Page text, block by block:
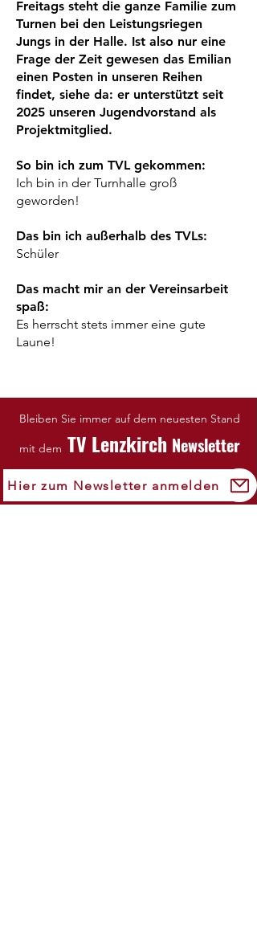
Freitags steht die ganze Familie zum
Turnen bei den Leistungsriegen
Jungs in der Halle. Ist also nur eine
Frage der Zeit gewesen das Emilian
einen Posten in unseren Reihen
findet, siehe da: er unterstützt seit
2025 unseren Jugendvorstand als
Projektmitglied.
So bin ich zum TVL gekommen:
Ich bin in der Turnhalle groß
geworden!
Das bin ich außerhalb des TVLs:
Schüler
Das macht mir an der Vereinsarbeit
spaß:
Es herrscht stets immer eine gute
Laune!
Bleiben Sie immer auf dem neuesten Stand
mit dem TV Lenzkirch Newsletter
Hier zum Newsletter anmelden